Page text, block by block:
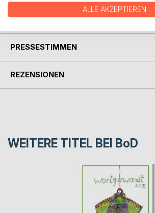
AUTOR/IN
PRESSESTIMMEN
REZENSIONEN
WEITERE TITEL BEI BoD
ALLE AKZEPTIEREN